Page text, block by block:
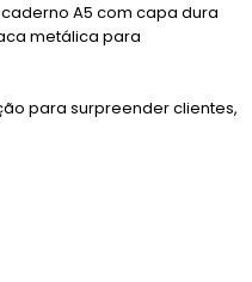
A5 com capa dura
metálica para
para surpreender clientes,